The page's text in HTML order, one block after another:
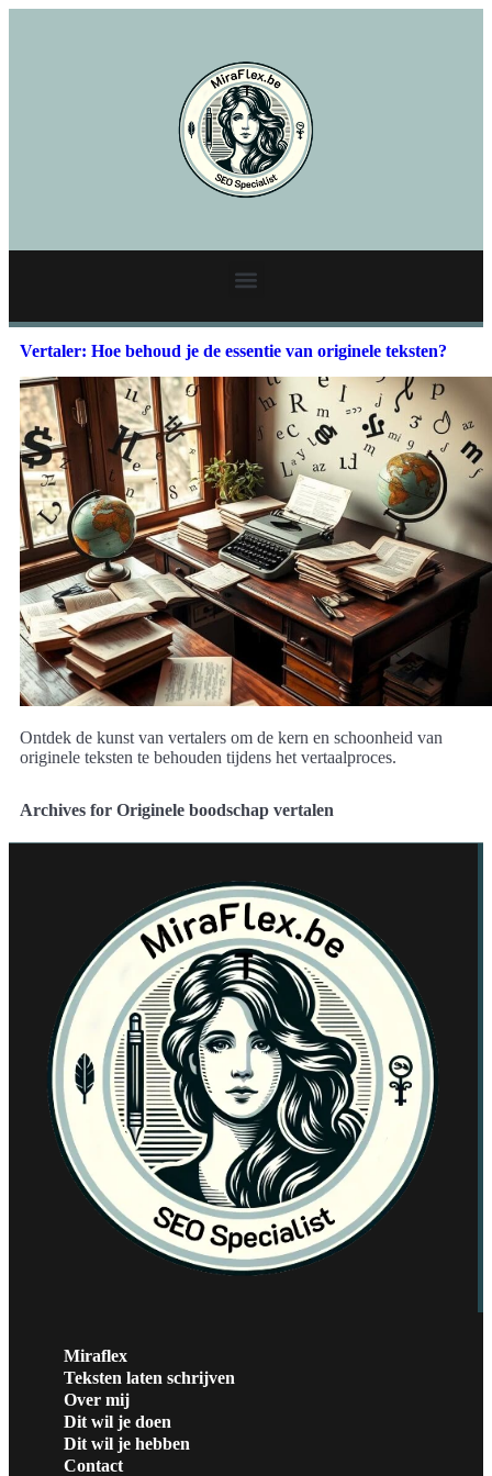
Vertaler: Hoe behoud je de essentie van originele teksten?
Ontdek de kunst van vertalers om de kern en schoonheid van
originele teksten te behouden tijdens het vertaalproces.
Archives for Originele boodschap vertalen
Miraflex
Teksten laten schrijven
Over mij
Dit wil je doen
Dit wil je hebben
Contact